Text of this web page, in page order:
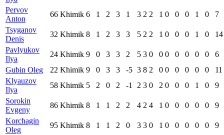
Pervov
Anton
66 Khimik 6 1 2 3 1 3 2 2 1 0 0 0 1 0
7
Tsyganov
Denis
32 Khimik 8 1 2 3 3 5 2 2 1 0 0 0 1 0
14
Pavlyukov
Ilya
24 Khimik 9 0 3 3 2 5 3 0 0 0 0 0 0 0
6
Gubin Oleg
22 Khimik 9 0 3 3 -5 3 8 2 0 0 0 0 0 0
11
Klyauzov
Ilya
58 Khimik 5 2 0 2 -1 2 3 0 2 0 0 0 1 0
9
Sorokin
Evgeny
86 Khimik 8 1 1 2 2 4 2 4 1 0 0 0 0 0
9
Korchagin
Oleg
95 Khimik 8 1 1 2 0 3 3 0 1 0 0 0 0 0
9